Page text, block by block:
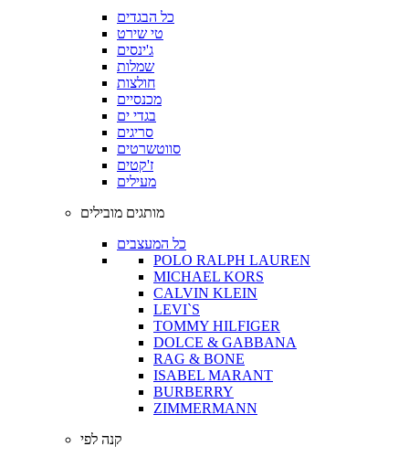
כל הבגדים
טי שירט
ג'ינסים
שמלות
חולצות
מכנסיים
בגדי ים
סריגים
סווטשרטים
ז'קטים
מעילים
מותגים מובילים
כל המעצבים
POLO RALPH LAUREN
MICHAEL KORS
CALVIN KLEIN
LEVI`S
TOMMY HILFIGER
DOLCE & GABBANA
RAG & BONE
ISABEL MARANT
BURBERRY
ZIMMERMANN
קנה לפי